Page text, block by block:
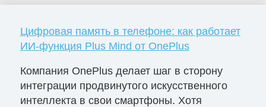
Цифровая память в телефоне: как работает
ИИ-функция Plus Mind от OnePlus
Компания OnePlus делает шаг в сторону
интеграции продвинутого искусственного
интеллекта в свои смартфоны. Хотя